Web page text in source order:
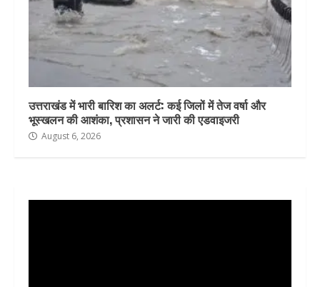
उत्तराखंड में भारी बारिश का अलर्ट: कई जिलों में तेज वर्षा और
भूस्खलन की आशंका, प्रशासन ने जारी की एडवाइजरी
August 6, 2026